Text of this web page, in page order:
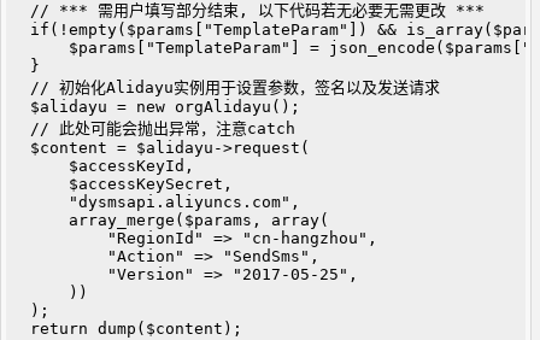
// *** 需用户填写部分结束, 以下代码若无必要无需更改 ***
if(!empty($params["TemplateParam"]) &&
$params["TemplateParam"] =
}
// 初始化Alidayu实例用于设置参数，签名以及发送请求
$alidayu = new orgAlidayu();
// 此处可能会抛出异常，注意catch
$content = $alidayu->request(
$accessKeyId,
$accessKeySecret,
"dysmsapi.aliyuncs.com",
array_merge($params, array(
"RegionId" => "cn-hangzhou",
"Action" => "SendSms",
"Version" => "2017-05-25",
))
);
return dump($content);